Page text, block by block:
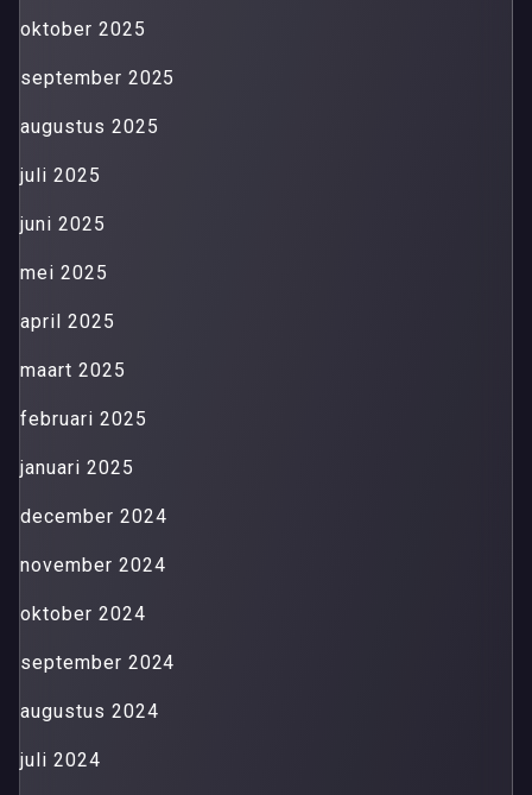
oktober 2025
september 2025
augustus 2025
juli 2025
juni 2025
mei 2025
april 2025
maart 2025
februari 2025
januari 2025
december 2024
november 2024
oktober 2024
september 2024
augustus 2024
juli 2024